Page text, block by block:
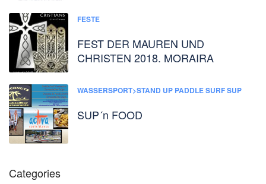
FESTE
FEST DER MAUREN UND
CHRISTEN 2018. MORAIRA
WASSERSPORT>STAND UP PADDLE SURF SUP
SUP´n FOOD
Categories